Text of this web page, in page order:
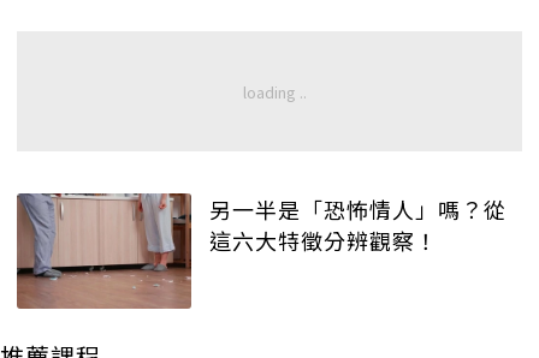
另一半是「恐怖情人」嗎？從
這六大特徵分辨觀察！